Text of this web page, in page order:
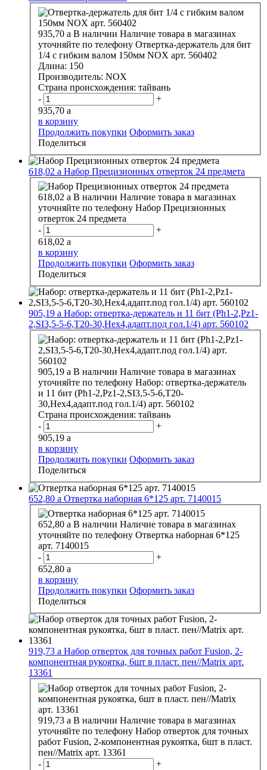
935,70 a В наличии Наличие товара в магазинах
уточняйте по телефону Отвертка-держатель для бит
1/4 с гибким валом 150мм NOX арт. 560402
Длина: 150
Производитель: NOX
Страна происхождения: тайвань
-
+
935,70 a
в корзину
Продолжить покупки Оформить заказ
Поделиться
618,02 a Набор Прецизионных отверток 24 предмета
618,02 a В наличии Наличие товара в магазинах
уточняйте по телефону Набор Прецизионных
отверток 24 предмета
-
+
618,02 a
в корзину
Продолжить покупки Оформить заказ
Поделиться
905,19 a Набор: отвертка-держатель и 11 бит (Ph1-2,Pz1-
2,SI3,5-5-6,T20-30,Hex4,адапт.под гол.1/4) арт. 560102
905,19 a В наличии Наличие товара в магазинах
уточняйте по телефону Набор: отвертка-держатель
и 11 бит (Ph1-2,Pz1-2,SI3,5-5-6,T20-
30,Hex4,адапт.под гол.1/4) арт. 560102
Страна происхождения: тайвань
-
+
905,19 a
в корзину
Продолжить покупки Оформить заказ
Поделиться
652,80 a Отвертка наборная 6*125 арт. 7140015
652,80 a В наличии Наличие товара в магазинах
уточняйте по телефону Отвертка наборная 6*125
арт. 7140015
-
+
652,80 a
в корзину
Продолжить покупки Оформить заказ
Поделиться
919,73 a Набор отверток для точных работ Fusion, 2-
компонентная рукоятка, 6шт в пласт. пен//Matrix арт.
13361
919,73 a В наличии Наличие товара в магазинах
уточняйте по телефону Набор отверток для точных
работ Fusion, 2-компонентная рукоятка, 6шт в пласт.
пен//Matrix арт. 13361
-
+